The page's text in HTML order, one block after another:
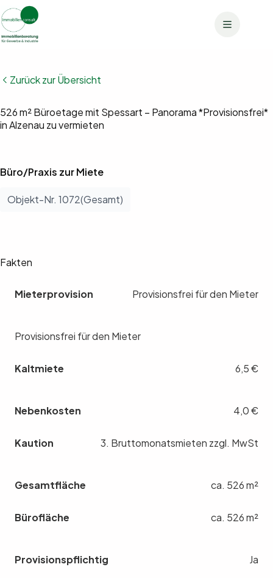
Zum
Inhalt
springen
Zurück zur Übersicht
526 m² Büroetage mit Spessart – Panorama *Provisionsfrei*
in Alzenau zu vermieten
Bilder anzeigen (7)
Büro/Praxis zur Miete
Objekt-Nr. 1072(Gesamt)
Fakten
Mieterprovision Provisionsfrei für den Mieter
Provisionsfrei für den Mieter
Kaltmiete 6,5 €
Nebenkosten 4,0 €
Kaution 3. Bruttomonatsmieten zzgl. MwSt
Gesamtfläche ca. 526 m²
Bürofläche ca. 526 m²
Provisionspflichtig Ja